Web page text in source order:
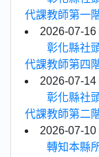
代課教師第一
2026-07-16
彰化縣社
代課教師第四
2026-07-14
彰化縣社
代課教師第二
2026-07-10
轉知本縣